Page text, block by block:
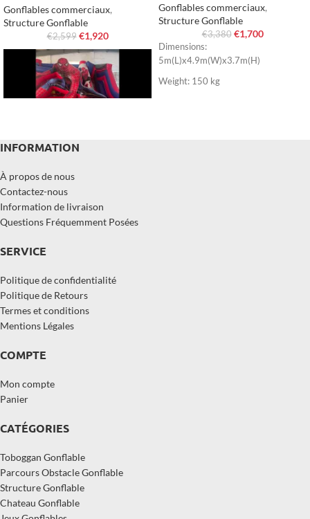
Gonflables commerciaux,
Structure Gonflable
€2,599 €1,920
Dimensions: 5m(L)x5m(W)x4m(H)
Gonflables commerciaux,
Structure Gonflable
€3,380 €1,700
Dimensions:
5m(L)x4.9m(W)x3.7m(H)
Weight: 150 kg
INFORMATION
À propos de nous
Contactez-nous
Information de livraison
Questions Fréquemment Posées
SERVICE
Politique de confidentialité
Politique de Retours
Termes et conditions
Mentions Légales
COMPTE
Mon compte
Panier
CATÉGORIES
Toboggan Gonflable
Parcours Obstacle Gonflable
Structure Gonflable
Chateau Gonflable